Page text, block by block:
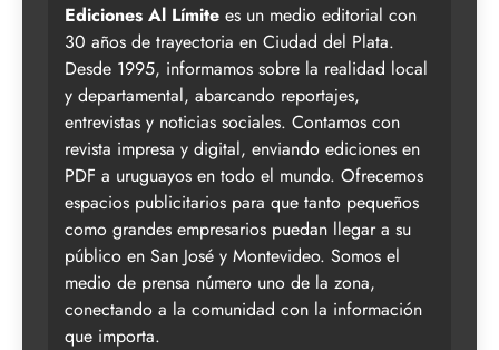
Ediciones Al Límite es un medio editorial con
30 años de trayectoria en Ciudad del Plata.
Desde 1995, informamos sobre la realidad local
y departamental, abarcando reportajes,
entrevistas y noticias sociales. Contamos con
revista impresa y digital, enviando ediciones en
PDF a uruguayos en todo el mundo. Ofrecemos
espacios publicitarios para que tanto pequeños
como grandes empresarios puedan llegar a su
público en San José y Montevideo. Somos el
medio de prensa número uno de la zona,
conectando a la comunidad con la información
que importa.